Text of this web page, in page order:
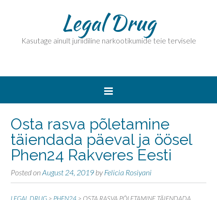
Legal Drug
Kasutage ainult juriidiline narkootikumide teie tervisele
Osta rasva põletamine
täiendada päeval ja öösel
Phen24 Rakveres Eesti
Posted onAugust 24, 2019 byFelicia Rosiyani